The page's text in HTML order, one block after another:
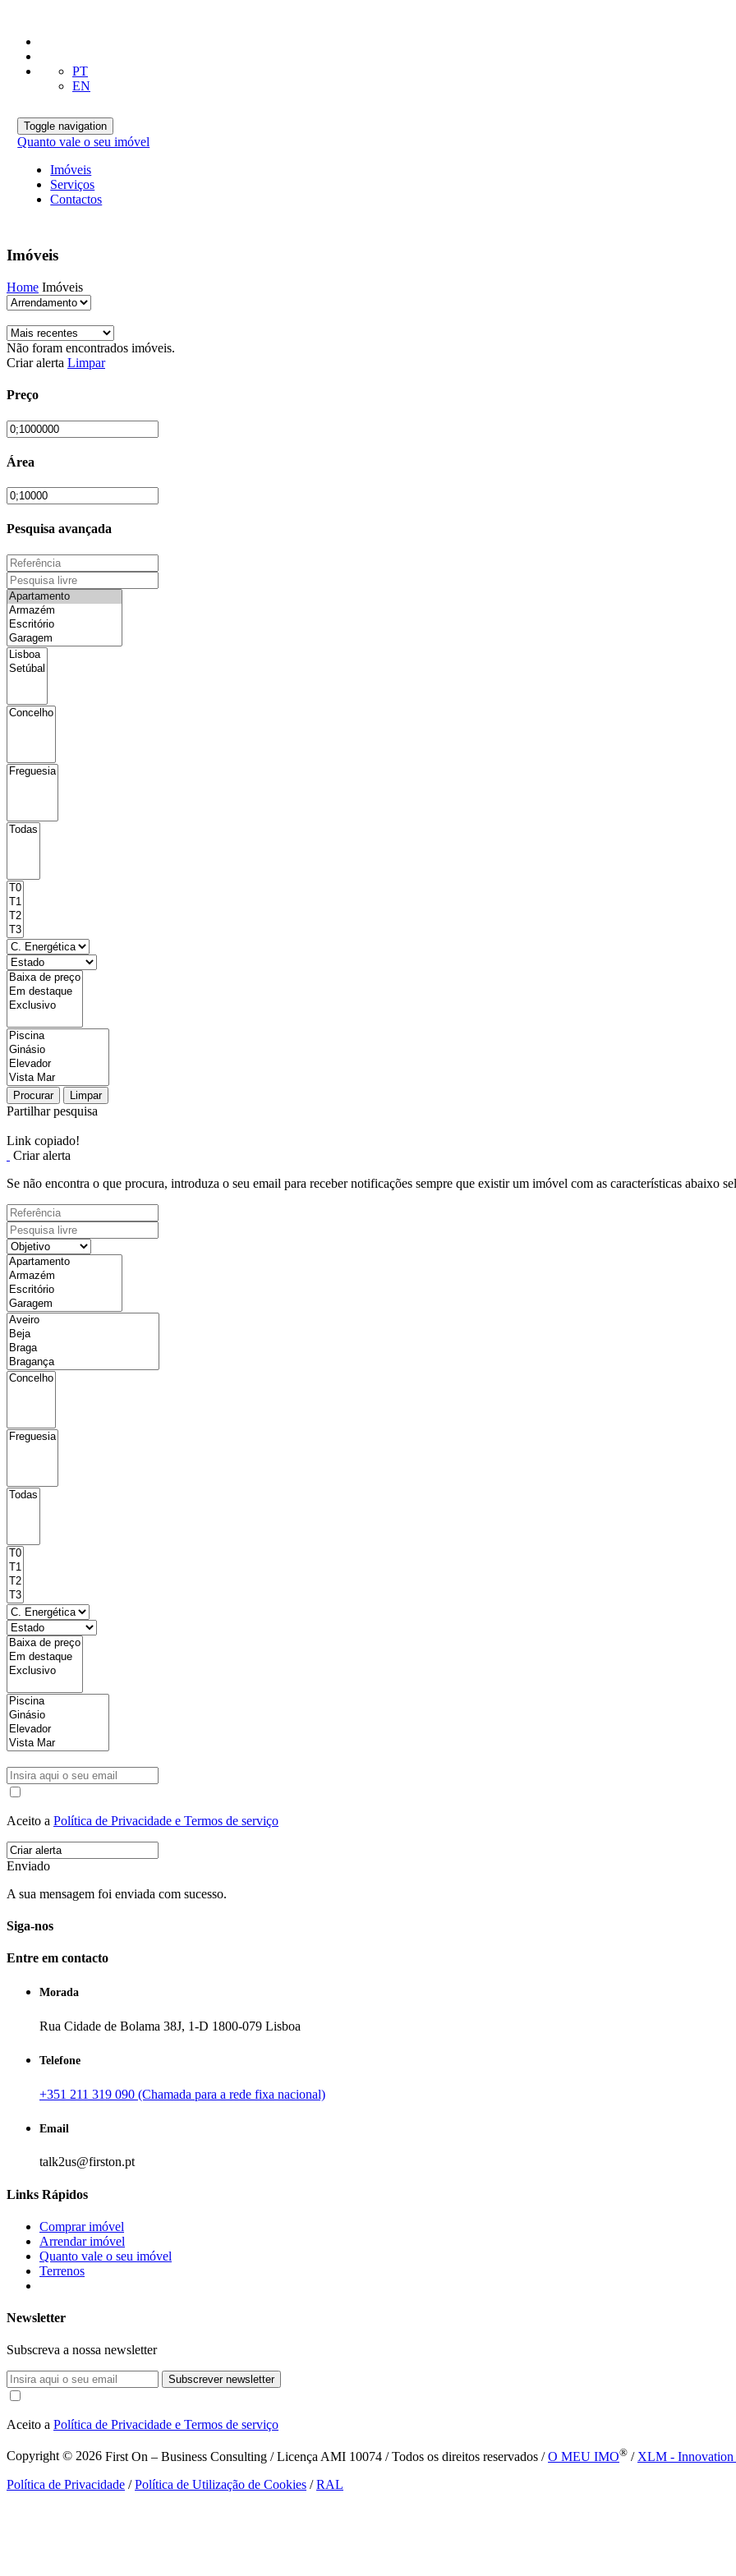
PT
EN
Toggle navigation
Quanto vale o seu imóvel
Imóveis
Serviços
Contactos
Imóveis
Home Imóveis
Não foram encontrados imóveis.
Criar alerta Limpar
Preço
Área
Pesquisa avançada
Procurar Limpar
Partilhar pesquisa
Link copiado!
Criar alerta
Se não encontra o que procura, introduza o seu email para receber notificações sempre que existir um imóvel com as características abaixo
Aceito a Política de Privacidade e Termos de serviço
Enviado
A sua mensagem foi enviada com sucesso.
Siga-nos
Entre em contacto
Morada
Rua Cidade de Bolama 38J, 1-D 1800-079 Lisboa
Telefone
+351 211 319 090 (Chamada para a rede fixa nacional)
Email
talk2us@firston.pt
Links Rápidos
Comprar imóvel
Arrendar imóvel
Quanto vale o seu imóvel
Terrenos
Newsletter
Subscreva a nossa newsletter
Subscrever newsletter
Aceito a Política de Privacidade e Termos de serviço
Copyright © 2026 First On – Business Consulting / Licença AMI 10074 / Todos os direitos reservados /O MEU IMO® / XLM -
Política de Privacidade /Política de Utilização de Cookies /RAL